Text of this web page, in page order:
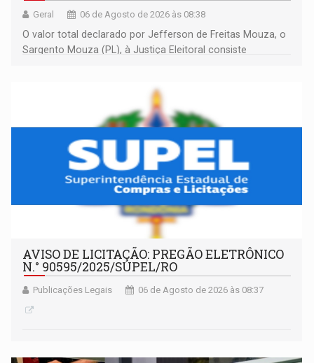
Geral 06 de Agosto de 2026 às 08:38
O valor total declarado por Jefferson de Freitas Mouza, o
Sargento Mouza (PL), à Justiça Eleitoral consiste
AVISO DE LICITAÇÃO: PREGÃO ELETRÔNICO
N.° 90595/2025/SUPEL/RO
Publicações Legais 06 de Agosto de 2026 às 08:37